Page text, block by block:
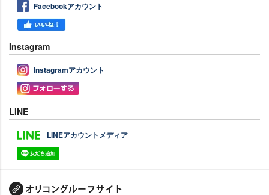
Facebookアカウント
Instagram
Instagramアカウント
LINE
LINEアカウントメディア